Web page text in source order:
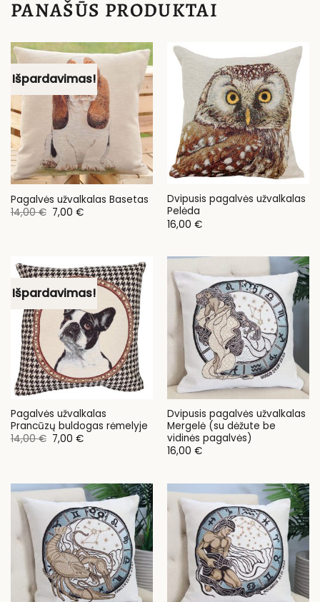
PANAŠŪS PRODUKTAI
Išpardavimas!
Pagalvės užvalkalas Basetas
14,00€ Original
price
7,00 €Current
Dvipusis pagalvės užvalkalas
Pelėda
16,00 €
Išpardavimas!
Pagalvės užvalkalas
Prancūzų buldogas rėmelyje
14,00€ Original
price
7,00 €Current
Dvipusis pagalvės užvalkalas
Mergelė (su dėžute be
vidinės pagalvės)
16,00 €